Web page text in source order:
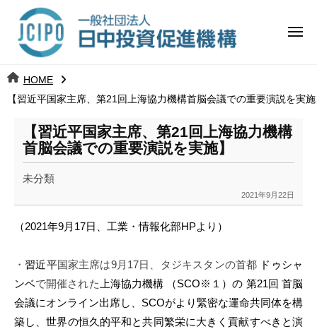
ツ 日
中
投
資
進
機
構
j
c
メ
HOME
【習近平国家主席、第21回上海協力機構首脳会議での重要演説を実
【習近平国家主席、第21回上海協力機構
首脳会議での重要演説を実施】
未分類
2021年9月22日
k
n
a
u
m
（2021年9月17日、工業・情報化部HPより）
・ 習近平国家主席は9月 17日、タジキスタンの首都 ドゥシャ
ンベで開催された上海協力機構 （SCO※１）の 第21回 首脳
会議にオンライン出席し、 SCOがより緊密な運命共同体を構
築し、世界の恒久的平和と共同繁栄に大きく貢献すべきと演
日
中
資
進
機